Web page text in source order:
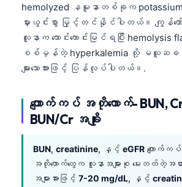
hemolyzed နမူနာတစ်ခုက
မှားယွင်းစွာ မြှင့်တင်နိုင်ပါတယ်။ ကျွန်တော်
လူနာက ကောင်းကောင်းမြင်ရပြီး hemolysis
စစ်မှန်တဲ့ hyperkalemia လို့ မယူဆခ
များသောအားဖြင့် ပြန်လုပ်ပါတယ်။.
ကျောက်ကပ် အတိုကောက်- BUN,
BUN/Cr အချိုး
BUN, creatinine, နှင့် eGFR ကျောက်က
အတိုကောက်တွေက လူနာအများစု မေးတတ်တဲ့အရ
အများအားဖြင့် 7-20 mg/dL, နှင့်
Euskara
Gàidhlig
العربية المغربية
Afrikaans
ພາສາລາວ
Basa Jawa
Cebuano